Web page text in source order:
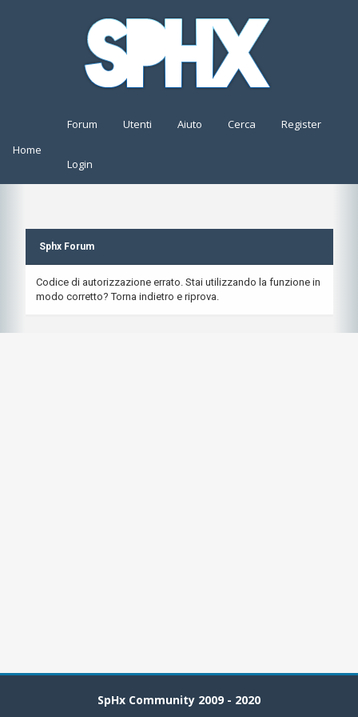
Home
Forum Utenti Aiuto Cerca Register
Login
Sphx Forum
Codice di autorizzazione errato. Stai utilizzando la funzione in
modo corretto? Torna indietro e riprova.
SpHx Community 2009 - 2020